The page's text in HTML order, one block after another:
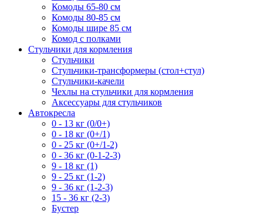
Комоды 65-80 см
Комоды 80-85 см
Комоды шире 85 см
Комод с полками
Стульчики для кормления
Стульчики
Стульчики-трансформеры (стол+стул)
Стульчики-качели
Чехлы на стульчики для кормления
Аксессуары для стульчиков
Автокресла
0 - 13 кг (0/0+)
0 - 18 кг (0+/1)
0 - 25 кг (0+/1-2)
0 - 36 кг (0-1-2-3)
9 - 18 кг (1)
9 - 25 кг (1-2)
9 - 36 кг (1-2-3)
15 - 36 кг (2-3)
Бустер